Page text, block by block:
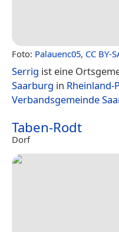
Foto: Palauenc05, CC BY-
Serrig ist eine
Saarburg in Rheinland-
Verbandsgemeinde
Taben-Rodt
Dorf